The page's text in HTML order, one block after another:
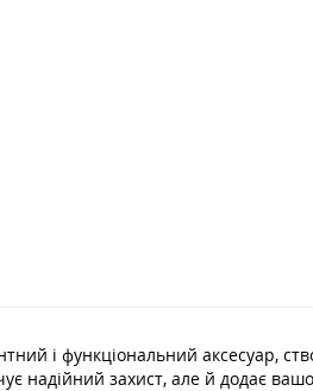
і функціональний аксесуар,
надійний захист, але й додає